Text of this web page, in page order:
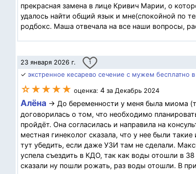
прекрасная замена в лице Кривич Марии, о
удалось найти общий язык и мне(спокойной по
родбокс. Маша отвечала на все наши вопросы,
23 января 2026 г. 1
✓ экстренное кесарево сечение с мужем
☆★★★★ оценка: 4 за Декабрь 2024
Алёна → До беременности у меня была миома
договорилась о том, что необходимо
пройдёт. Она согласилась и направила на
местная гинеколог сказала, что у нее были
тут убедить, если даже УЗИ там не сделали.
успела съездить в КДО, так как воды отошли в
сказали ну пошли рожать, раз воды отошли. В